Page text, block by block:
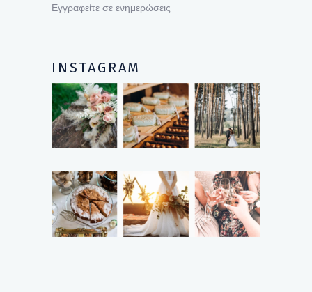
Εγγραφείτε σε ενημερώσεις
INSTAGRAM